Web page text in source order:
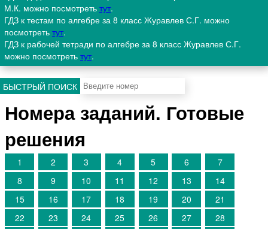
М.К. можно посмотреть тут.
ГДЗ к тестам по алгебре за 8 класс Журавлев С.Г. можно
посмотреть тут.
ГДЗ к рабочей тетради по алгебре за 8 класс Журавлев С.Г.
можно посмотреть тут.
БЫСТРЫЙ ПОИСК
Номера заданий. Готовые
решения
1 2 3 4 5 6
7
8
9 10 11 12 13
14
15
16 17 18 19 20
21
22
23 24 25 26 27
28